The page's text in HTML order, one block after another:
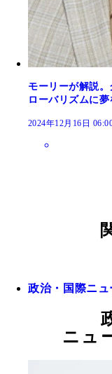
モーリーが解説
ローバリズムに
2024年12月16日
政治・国際ニ
ニュ